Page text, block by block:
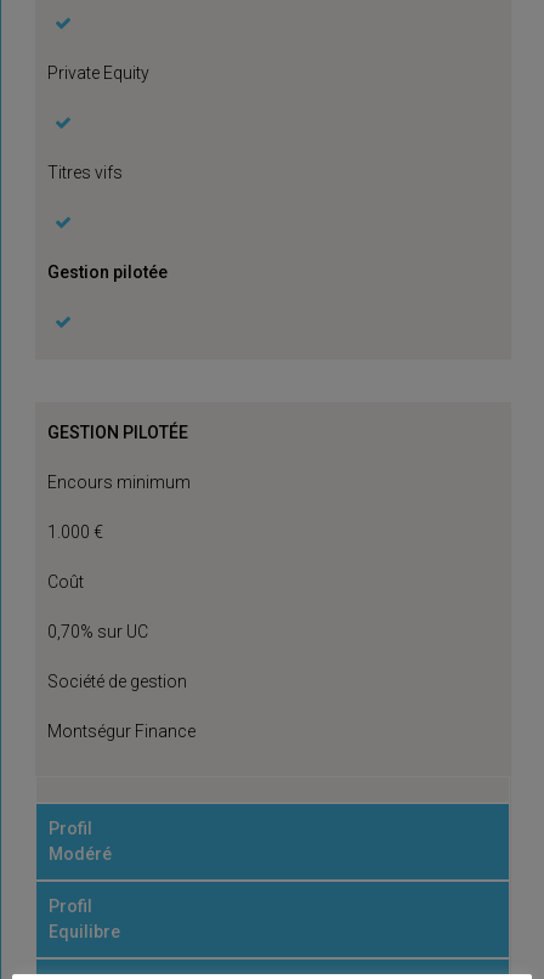
Private Equity
Titres vifs
Gestion pilotée
GESTION PILOTÉE
Encours minimum
1.000 €
Coût
0,70% sur UC
Société de gestion
Montségur Finance
Profil
Modéré
Profil
Equilibre